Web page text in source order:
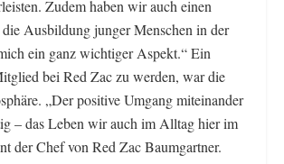
Zudem haben wir auch einen
Ausbildung junger Menschen in der
ein ganz wichtiger Aspekt.“ Ein
bei Red Zac zu werden, war die
„Der positive Umgang miteinander
– das Leben wir auch im Alltag hier im
der Chef von Red Zac Baumgartner.